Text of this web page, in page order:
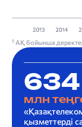
5 АҚ бойынша
млн
қызметтерді